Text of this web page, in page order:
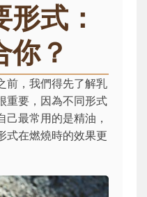
式：
你？
前，我們得先了解乳
重要，因為不同形式
最常用的是精油，
式在燃燒時的效果更